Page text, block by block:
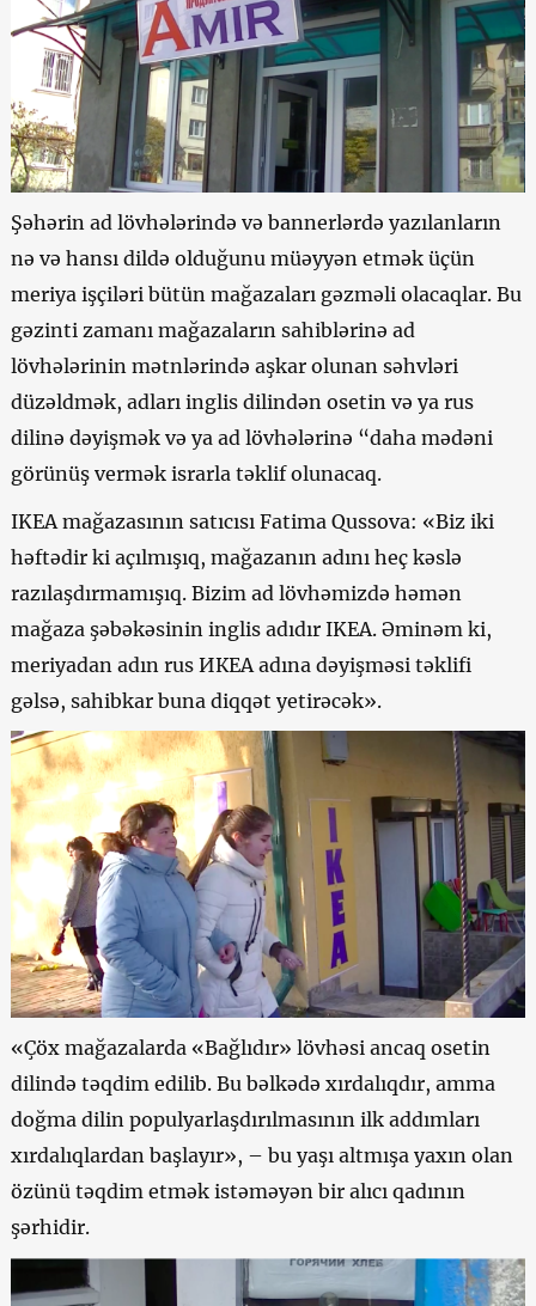
Şəhərin ad lövhələrində və bannerlərdə yazılanların
nə və hansı dildə olduğunu müəyyən etmək üçün
meriya işçiləri bütün mağazaları gəzməli olacaqlar. Bu
gəzinti zamanı mağazaların sahiblərinə ad
lövhələrinin mətnlərində aşkar olunan səhvləri
düzəldmək, adları inglis dilindən osetin və ya rus
dilinə dəyişmək və ya ad lövhələrinə “daha mədəni
görünüş vermək israrla təklif olunacaq.
IKEA mağazasının satıcısı Fatima Qussova: «Biz iki
həftədir ki açılmışıq, mağazanın adını heç kəslə
razılaşdırmamışıq. Bizim ad lövhəmizdə həmən
mağaza şəbəkəsinin inglis adıdır IKEA. Əminəm ki,
meriyadan adın rus ИКЕА adına dəyişməsi təklifi
gəlsə, sahibkar buna diqqət yetirəcək».
«Çöx mağazalarda «Bağlıdır» lövhəsi ancaq osetin
dilində təqdim edilib. Bu bəlkədə xırdalıqdır, amma
doğma dilin populyarlaşdırılmasının ilk addımları
xırdalıqlardan başlayır», – bu yaşı altmışa yaxın olan
özünü təqdim etmək istəməyən bir alıcı qadının
şərhidir.